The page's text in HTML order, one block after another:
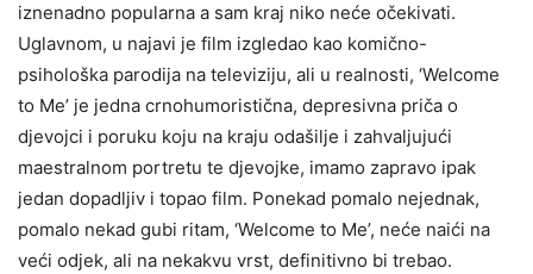
iznenadno popularna a sam kraj niko neće očekivati.
Uglavnom, u najavi je film izgledao kao komično-
psihološka parodija na televiziju, ali u realnosti, ‘Welcome
to Me’ je jedna crnohumoristična, depresivna priča o
djevojci i poruku koju na kraju odašilje i zahvaljujući
maestralnom portretu te djevojke, imamo zapravo ipak
jedan dopadljiv i topao film. Ponekad pomalo nejednak,
pomalo nekad gubi ritam, ‘Welcome to Me’, neće naići na
veći odjek, ali na nekakvu vrst, definitivno bi trebao.